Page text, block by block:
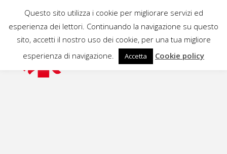
Questo sito utilizza i cookie per migliorare servizi ed
esperienza dei lettori. Continuando la navigazione su questo
sito, accetti il nostro uso dei cookie, per una tua migliore
esperienza di navigazione.
Accetta Cookie policy